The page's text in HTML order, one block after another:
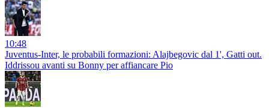
10:48
Juventus-Inter, le probabili formazioni: Alajbegovic dal 1', Gatti out.
Iddrissou avanti su Bonny per affiancare Pio